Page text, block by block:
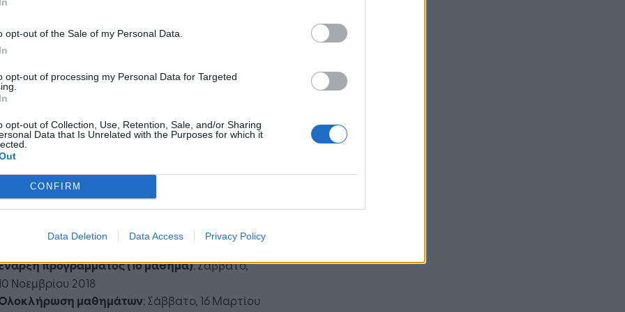
opt-out of the Sale of my Personal Data.
opt-out of processing my Personal Data for Targeted
opt-out of Collection, Use, Retention, Sale, and/or Sharing
Data that Is Unrelated with the Purposes for which it
CONFIRM
Data Deletion Data Access Privacy Policy
επενδύσεις, μάρκετινγκ, πωλήσεις,
πολιτική, επιχειρηματική στρατηγική,
και φοροτεχνικά θέματα της επιχείρησης
και τα υφιστάμενα χρηματοδοτικά
νεοφυών επιχειρήσεων καθώς και η
Επιχειρηματικού Σχεδίου.
πληροφορίες οι ενδιαφερόμενοι
να απευθύνονται στην ιστοσελίδα του
μήνυμα στην ηλεκτρονική
kmakri@econ.uoa.gr, ή να τηλεφωνούν στο
9460-9462.
: Έως Πέμπτη, 25 Οκτωβρίου 2018
προγράμματος (1ο μάθημα): Σάββατο,
Νοεμβρίου 2018
μαθημάτων: Σάββατο, 16 Μαρτίου